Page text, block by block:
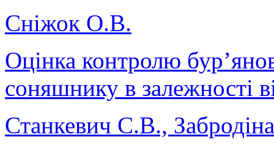
Сніжок О.В.
Оцінка контролю
соняшнику в залежності
Станкевич С.В.,